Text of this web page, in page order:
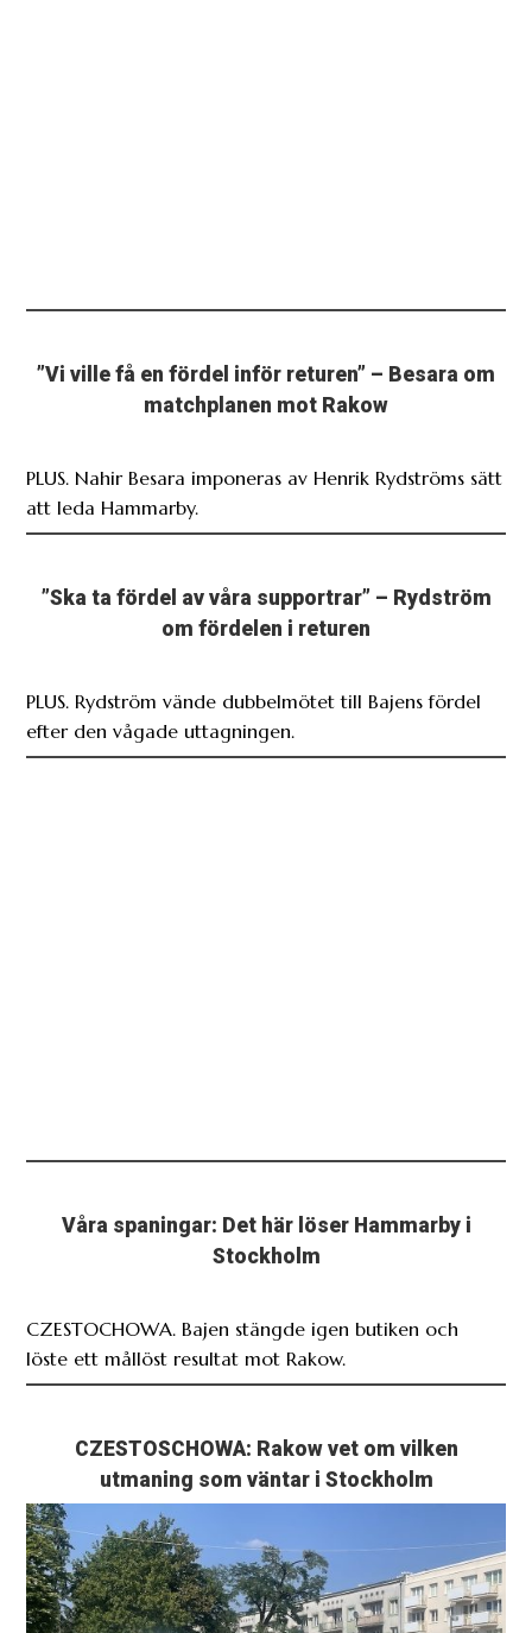
”Vi ville få en fördel inför returen” – Besara om
matchplanen mot Rakow
PLUS. Nahir Besara imponeras av Henrik Rydströms sätt
att leda Hammarby.
”Ska ta fördel av våra supportrar” – Rydström
om fördelen i returen
PLUS. Rydström vände dubbelmötet till Bajens fördel
efter den vågade uttagningen.
Våra spaningar: Det här löser Hammarby i
Stockholm
CZESTOCHOWA. Bajen stängde igen butiken och
löste ett mållöst resultat mot Rakow.
CZESTOSCHOWA: Rakow vet om vilken
utmaning som väntar i Stockholm